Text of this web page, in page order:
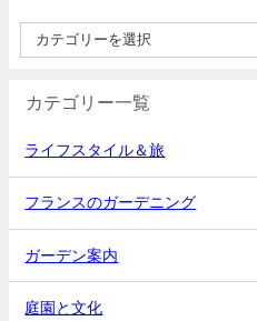
カテゴリー一覧
ライフスタイル＆旅
フランスのガーデニング
ガーデン案内
庭園と文化